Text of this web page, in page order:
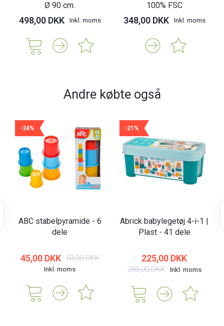
Ø 90 cm.
498,00 DKK Inkl. moms
100% FSC
348,00 DKK Inkl. moms
Andre købte også
-24%
ABC stabelpyramide - 6
dele
45,00 DKK 59,00 DKK
Inkl. moms
-21%
Abrick babylegetøj 4-i-1 |
Plast - 41 dele
225,00 DKK
285,00 DKK Inkl. moms